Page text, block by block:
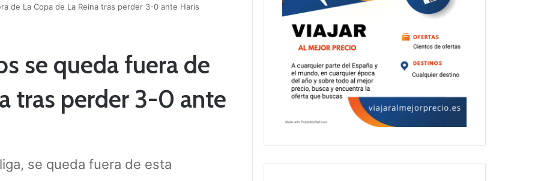
de La Copa de La Reina tras perder 3-0 ante Haris
se queda fuera de
tras perder 3-0 ante
se queda fuera de esta